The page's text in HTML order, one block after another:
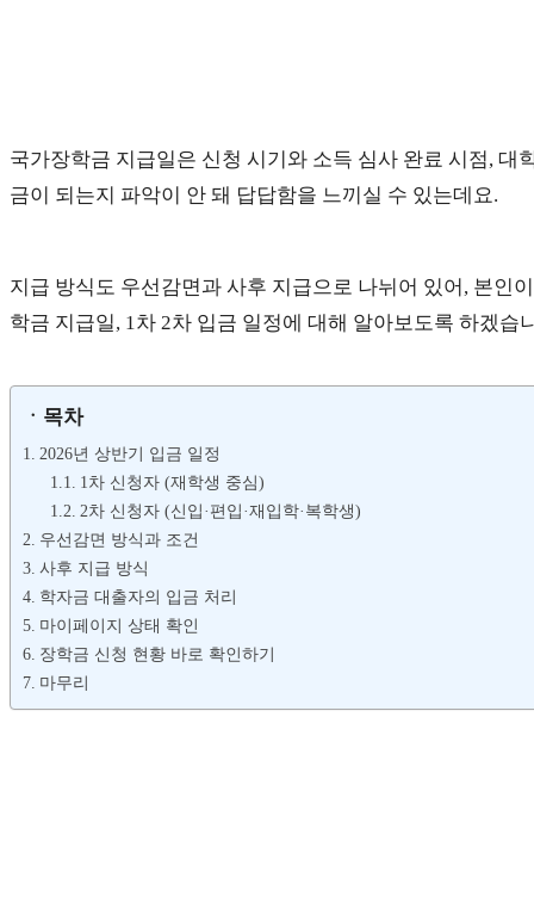
국가장학금 지급일은 신청 시기와 소득 심사 완료 시점,
금이 되는지 파악이 안 돼 답답함을 느끼실 수 있는데요.
지급 방식도 우선감면과 사후 지급으로 나뉘어 있어, 본인
학금 지급일, 1차 2차 입금 일정에 대해 알아보도록 하겠습
ㆍ목차
2026년 상반기 입금 일정
1차 신청자 (재학생 중심)
2차 신청자 (신입·편입·재입학·복학생)
우선감면 방식과 조건
사후 지급 방식
학자금 대출자의 입금 처리
마이페이지 상태 확인
장학금 신청 현황 바로 확인하기
마무리